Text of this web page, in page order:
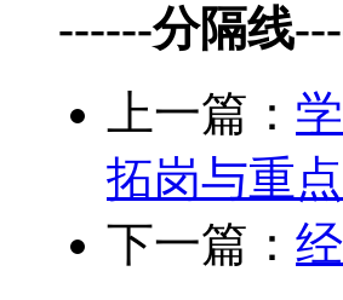
------分隔线
上一篇：
拓岗与重
下一篇：